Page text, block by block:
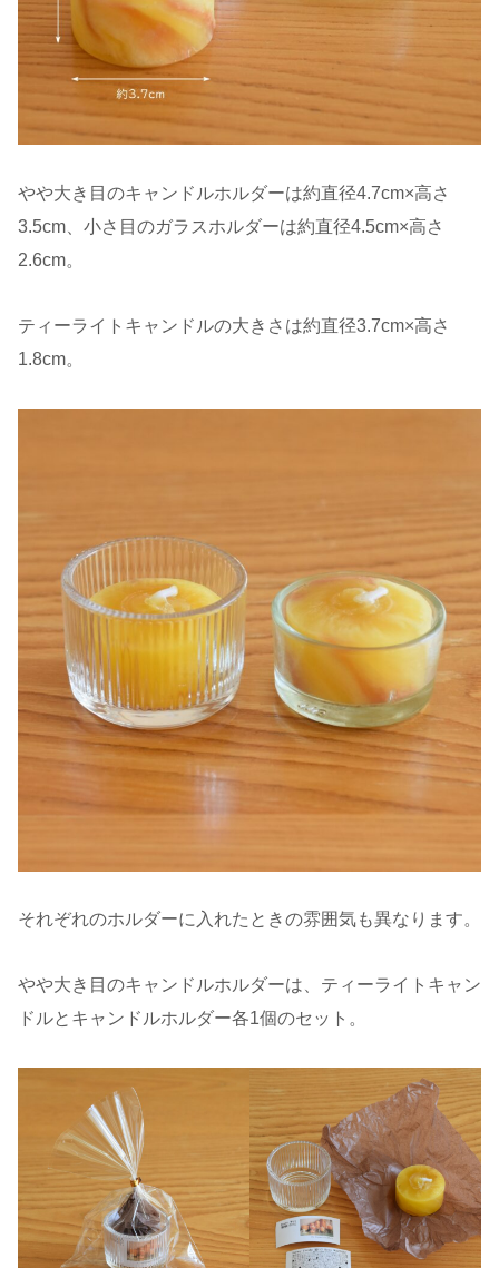
やや大き目のキャンドルホルダーは約直径4.7cm×高さ
3.5cm、小さ目のガラスホルダーは約直径4.5cm×高さ
2.6cm。
ティーライトキャンドルの大きさは約直径3.7cm×高さ
1.8cm。
それぞれのホルダーに入れたときの雰囲気も異なります。
やや大き目のキャンドルホルダーは、ティーライトキャン
ドルとキャンドルホルダー各1個のセット。